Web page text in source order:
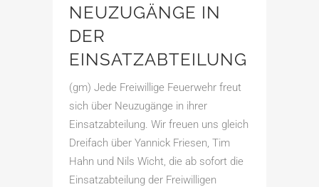
NEUZUGÄNGE IN
DER
EINSATZABTEILUNG
(gm) Jede Freiwillige Feuerwehr freut
sich über Neuzugänge in ihrer
Einsatzabteilung. Wir freuen uns gleich
Dreifach über Yannick Friesen, Tim
Hahn und Nils Wicht, die ab sofort die
Einsatzabteilung der Freiwilligen